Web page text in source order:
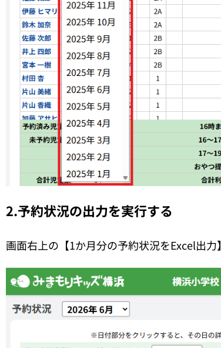
2.予約状況の出力を実行する
画面右上の【1か月分の予約状況をExcel出力